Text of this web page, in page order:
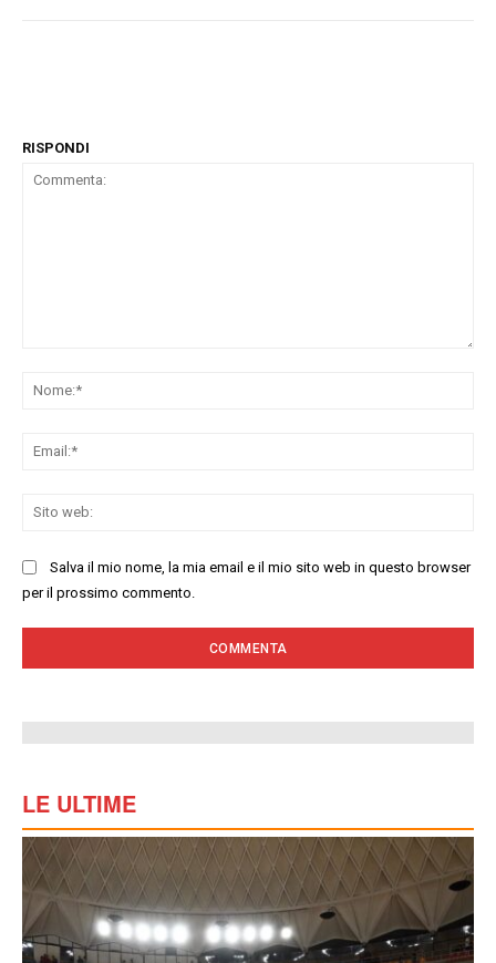
RISPONDI
Salva il mio nome, la mia email e il mio sito web in questo browser
per il prossimo commento.
LE ULTIME